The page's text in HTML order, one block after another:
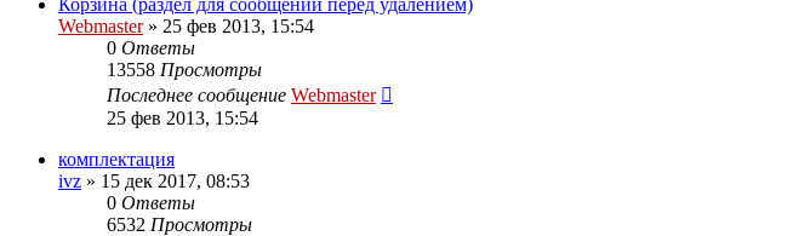
Webmaster» 25 фев 2013, 15:54
0 Ответы
13558 Просмотры
Последнее сообщение Webmaster
25 фев 2013, 15:54
комплектация
ivz » 15 дек 2017, 08:53
0 Ответы
6532 Просмотры